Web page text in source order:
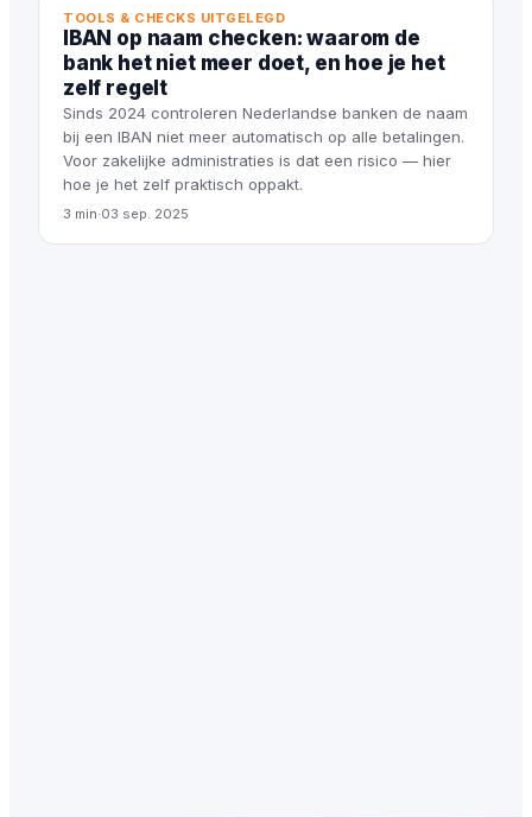
TOOLS & CHECKS UITGELEGD
IBAN op naam checken: waarom de
bank het niet meer doet, en hoe je het
zelf regelt
Sinds 2024 controleren Nederlandse banken de naam
bij een IBAN niet meer automatisch op alle betalingen.
Voor zakelijke administraties is dat een risico — hier
hoe je het zelf praktisch oppakt.
3 min·03 sep. 2025